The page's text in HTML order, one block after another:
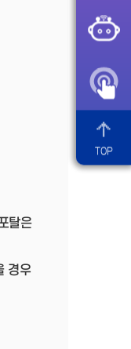
TOP
탈은
경우